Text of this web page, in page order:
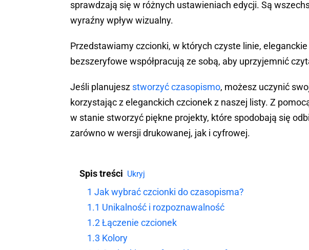
sprawdzają się w różnych ustawieniach edycji. Są
wyraźny wpływ wizualny.
Przedstawiamy czcionki, w których czyste linie,
bezszeryfowe współpracują ze sobą, aby uprzyjemnić
Jeśli planujesz stworzyć czasopismo, możesz uczynić
korzystając z eleganckich czcionek z naszej listy. Z
w stanie stworzyć piękne projekty, które spodobają się
zarówno w wersji drukowanej, jak i cyfrowej.
Spis treści Ukryj
1 Jak wybrać czcionki do czasopisma?
1.1 Unikalność i rozpoznawalność
1.2Łączenie czcionek
1.3 Kolory